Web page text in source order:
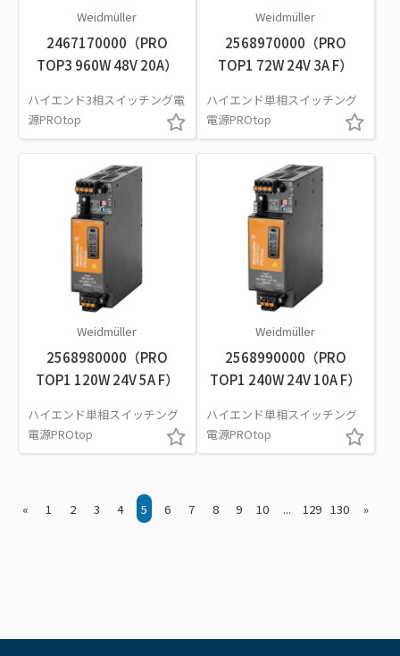
Weidmüller
2467170000（PRO
TOP3 960W 48V 20A）
ハイエンド3相スイッチング電
源PROtop
Weidmüller
2568970000（PRO
TOP1 72W 24V 3A F）
ハイエンド単相スイッチング
電源PROtop
Weidmüller
2568980000（PRO
TOP1 120W 24V 5A F）
ハイエンド単相スイッチング
電源PROtop
Weidmüller
2568990000（PRO
TOP1 240W 24V 10A F）
ハイエンド単相スイッチング
電源PROtop
« 1 2 3 4 5 6 7 8 9 10 ... 129 130 »